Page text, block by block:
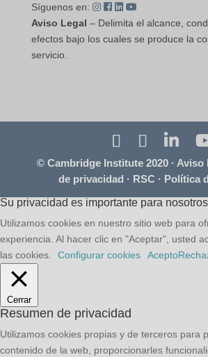
Síguenos en:
Aviso Legal – Delimita el alcance,
efectos bajo los cuales se produce la
servicio.
© Cambridge Institute 2020 · Aviso
de privacidad · RSC · Política
Su privacidad es importante para nosotros
Utilizamos cookies en nuestro sitio web para
experiencia. Al hacer clic en "Aceptar", usted
las cookies.
Configurar cookies Acepto
Cerrar
Resumen de privacidad
Utilizamos cookies propias y de terceros para
contenido de la web, proporcionarles